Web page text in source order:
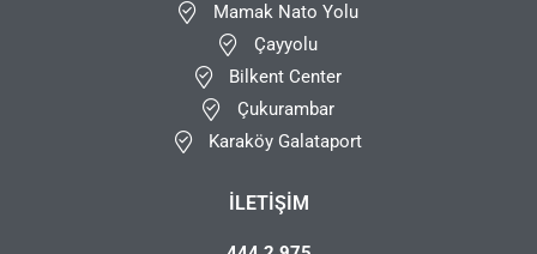
Mamak Nato Yolu
Çayyolu
Bilkent Center
Çukurambar
Karaköy Galataport
İLETIŞIM